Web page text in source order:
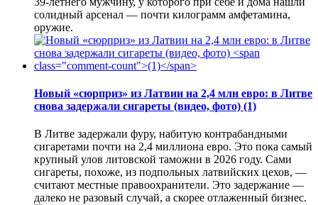
солидный арсенал — почти килограмм амфетамина,
оружие.
Новый «сюрприз» из Латвии на 2,4 млн евро: в Литве
снова задержали сигареты (видео, фото) (1)
В Литве задержали фуру, набитую контрабандными
сигаретами почти на 2,4 миллиона евро. Это пока самый
крупный улов литовской таможни в 2026 году. Сами
сигареты, похоже, из подпольных латвийских цехов, —
считают местные правоохранители. Это задержание —
далеко не разовый случай, а скорее отлаженный бизнес.